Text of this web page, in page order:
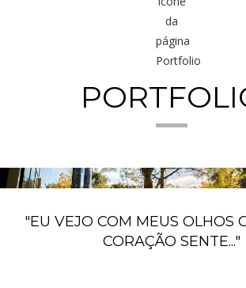
"EU VEJO COM MEUS OLHOS
CORAÇÃO SENTE..."